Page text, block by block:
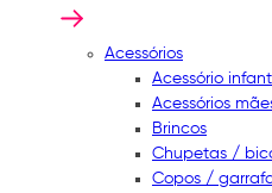
Acessórios
Acessório
Acessórios
Brincos
Chupetas /
Copos /